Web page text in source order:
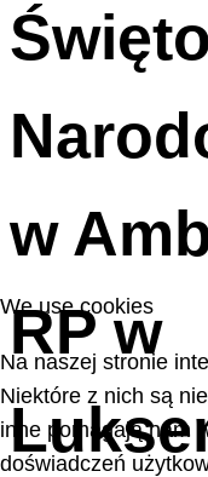
Święto
w
RP w
We use cookies
Na naszej stronie
Niektóre z nich są
inne pomagają nam
doświadczeń